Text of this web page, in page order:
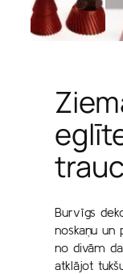
Burvīgs
noskaņu un
no divām
atklājot